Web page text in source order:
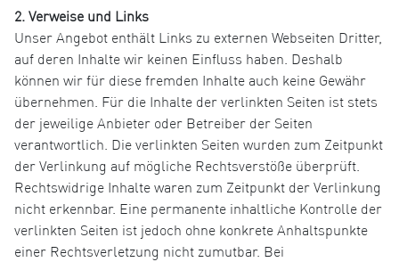
2. Verweise und Links
Unser Angebot enthält Links zu externen Webseiten Dritter,
auf deren Inhalte wir keinen Einfluss haben. Deshalb
können wir für diese fremden Inhalte auch keine Gewähr
übernehmen. Für die Inhalte der verlinkten Seiten ist stets
der jeweilige Anbieter oder Betreiber der Seiten
verantwortlich. Die verlinkten Seiten wurden zum Zeitpunkt
der Verlinkung auf mögliche Rechtsverstöße überprüft.
Rechtswidrige Inhalte waren zum Zeitpunkt der Verlinkung
nicht erkennbar. Eine permanente inhaltliche Kontrolle der
verlinkten Seiten ist jedoch ohne konkrete Anhaltspunkte
einer Rechtsverletzung nicht zumutbar. Bei